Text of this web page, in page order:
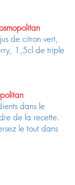
de citron vert,
1,5cl de triple
dans le
de la recette.
le tout dans